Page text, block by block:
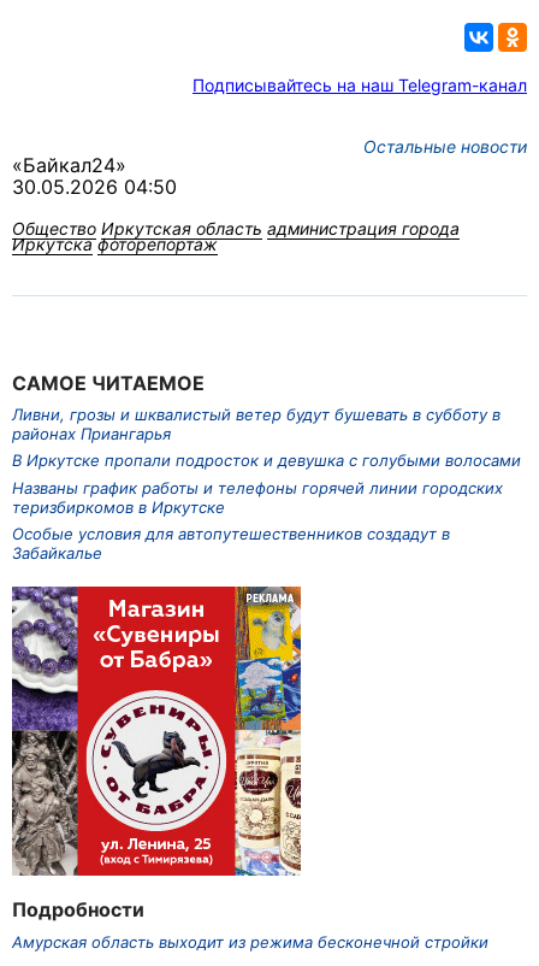
Подписывайтесь на наш Telegram-канал
Остальные новости
«Байкал24»
30.05.2026 04:50
Общество Иркутская область администрация города
Иркутска фоторепортаж
САМОЕ ЧИТАЕМОЕ
Ливни, грозы и шквалистый ветер будут бушевать в субботу в
районах Приангарья
В Иркутске пропали подросток и девушка с голубыми волосами
Названы график работы и телефоны горячей линии городских
теризбиркомов в Иркутске
Особые условия для автопутешественников создадут в
Забайкалье
Подробности
Амурская область выходит из режима бесконечной стройки